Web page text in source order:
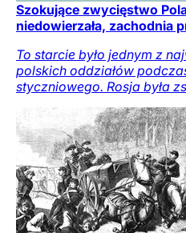
Szokujące zwycięstwo
niedowierzała, zachodnia
To starcie było jednym z
polskich oddziałów
styczniowego. Rosja była